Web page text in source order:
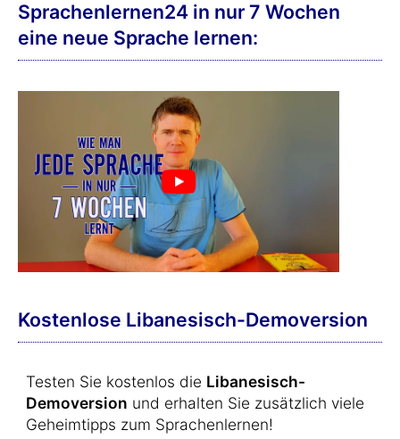
Sprachenlernen24 in nur 7 Wochen
eine neue Sprache lernen:
Kostenlose Libanesisch-Demoversion
Testen Sie kostenlos die Libanesisch-
Demoversion und erhalten Sie zusätzlich viele
Geheimtipps zum Sprachenlernen!